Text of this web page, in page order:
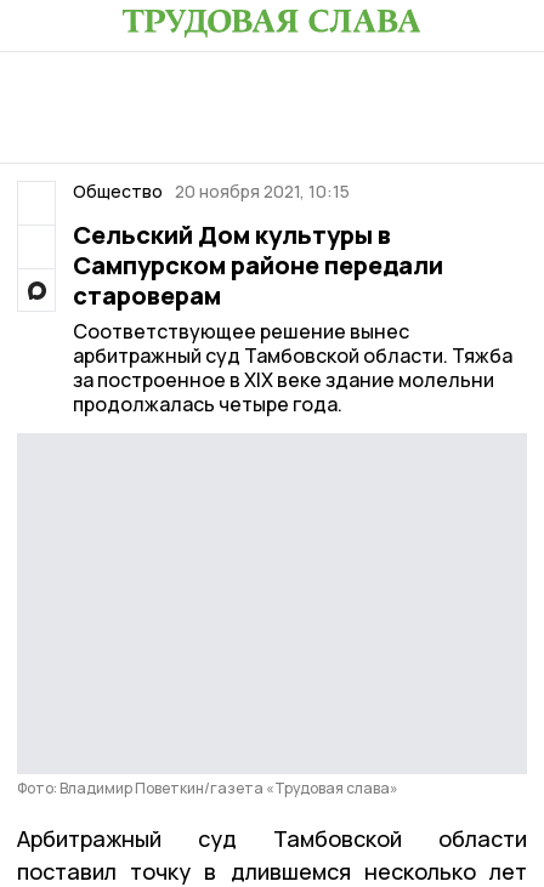
Общество 20 ноября 2021, 10:15
Сельский Дом культуры в
Сампурском районе передали
староверам
Соответствующее решение вынес
арбитражный суд Тамбовской области. Тяжба
за построенное в XIX веке здание молельни
продолжалась четыре года.
Фото: Владимир Поветкин/газета «Трудовая слава»
Арбитражный суд Тамбовской области
поставил точку в длившемся несколько лет